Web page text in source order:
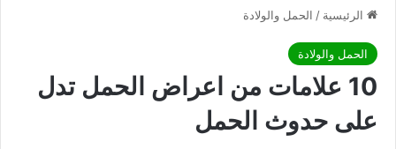
الرئيسية / الحمل والولادة
الحمل والولادة
10 علامات من اعراض الحمل تدل
على حدوث الحمل